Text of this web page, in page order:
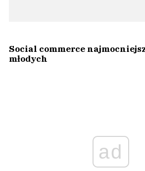
Social commerce
młodych
ad